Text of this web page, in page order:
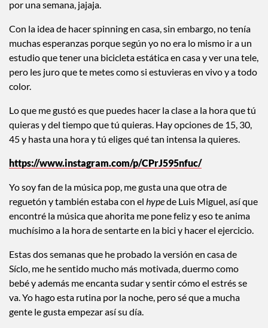
Hace poco llegó a mi puerta la Bisí de Síclo+. La verdad es uno
de los estudios que más visitaba y que más me gustan por sus
maestros y por la música que ponen. Además, las bicis están
muy cómodas porque si haces este ejercicio sabes que es
por una semana, jajaja.
Con la idea de hacer spinning en casa, sin embargo, no tenía
estudio que tener una bicicleta estática en casa y ver una tele,
color.
Lo que me gustó es que puedes hacer la clase a la hora que tú
quieras y del tiempo que tú quieras. Hay opciones de 15, 30,
https://www.instagram.com/p/CPrJ595nfuc/
Yo soy fan de la música pop, me gusta una que otra de
reguetón y también estaba con el